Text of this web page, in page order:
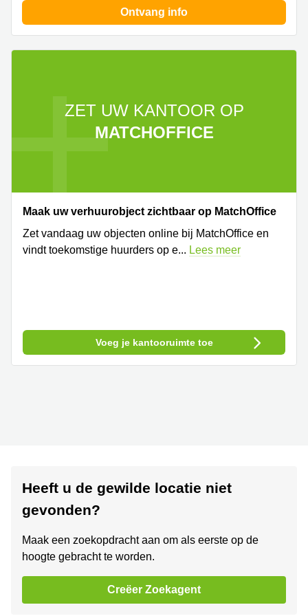
Ontvang info
ZET UW KANTOOR OP
MATCHOFFICE
Maak uw verhuurobject zichtbaar op MatchOffice
Zet vandaag uw objecten online bij MatchOffice en
vindt toekomstige huurders op e... Lees meer
Voeg je kantooruimte toe
Heeft u de gewilde locatie niet
gevonden?
Maak een zoekopdracht aan om als eerste op de
hoogte gebracht te worden.
Creëer Zoekagent